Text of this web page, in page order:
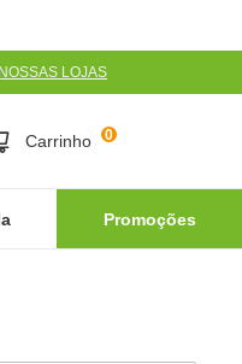
NOSSAS LOJAS
Carrinho 0
Promoções